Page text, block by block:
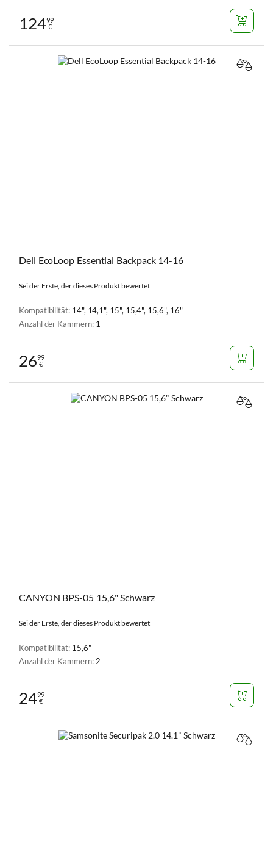
12499
€
Dell EcoLoop Essential Backpack 14-16
Sei der Erste, der dieses Produkt bewertet
Kompatibilität: 14", 14,1", 15", 15,4", 15,6", 16"
Anzahl der Kammern: 1
2699
€
CANYON BPS-05 15,6" Schwarz
Sei der Erste, der dieses Produkt bewertet
Kompatibilität: 15,6"
Anzahl der Kammern: 2
2499
€